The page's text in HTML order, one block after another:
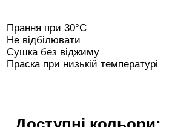
Прання при 30°C
Не відбілювати
Сушка без віджиму
Праска при низькій температурі